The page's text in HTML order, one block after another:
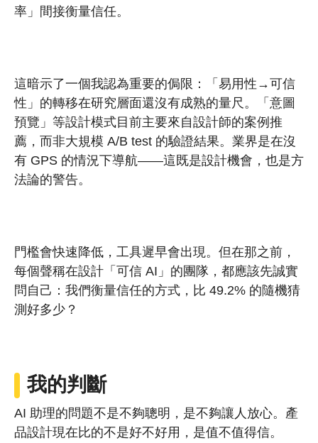
率」間接衡量信任。
這暗示了一個我認為重要的侷限：「易用性→可信
性」的轉移在研究層面還沒有成熟的量尺。「意圖
預覽」等設計模式目前主要來自設計師的案例推
薦，而非大規模 A/B test 的驗證結果。業界是在沒
有 GPS 的情況下導航——這既是設計機會，也是方
法論的警告。
門檻會快速降低，工具遲早會出現。但在那之前，
每個聲稱在設計「可信 AI」的團隊，都應該先誠實
問自己：我們衡量信任的方式，比 49.2% 的隨機猜
測好多少？
我的判斷
AI 助理的問題不是不夠聰明，是不夠讓人放心。產
品設計現在比的不是好不好用，是值不值得信。